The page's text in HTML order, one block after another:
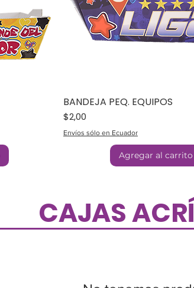
BANDEJA PEQ. EQUIPOS
Precio
$2,00
Envíos sólo en Ecuador
Agregar al carrito
CAJAS